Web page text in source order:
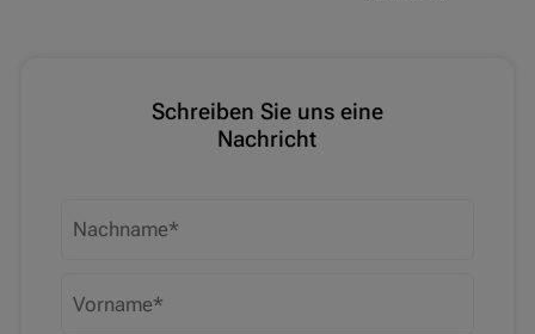
Schreiben Sie uns eine
Nachricht